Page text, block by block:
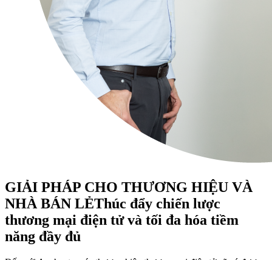
GIẢI PHÁP CHO THƯƠNG HIỆU VÀ
NHÀ BÁN LẺThúc đẩy chiến lược
thương mại điện tử và tối đa hóa tiềm
năng đầy đủ